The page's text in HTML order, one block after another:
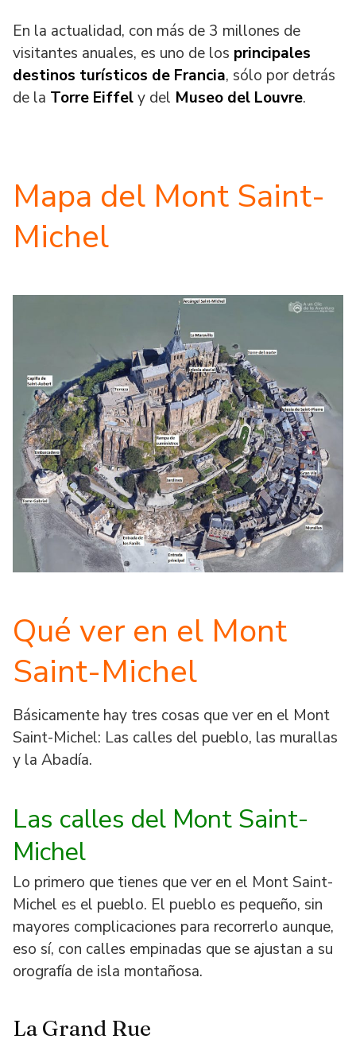
En la actualidad, con más de 3 millones de
visitantes anuales, es uno de los principales
destinos turísticos de Francia, sólo por detrás
de la Torre Eiffely del Museo del Louvre.
Mapa del Mont Saint-
Michel
Qué ver en el Mont
Saint-Michel
Básicamente hay tres cosas que ver en el Mont
Saint-Michel: Las calles del pueblo, las murallas
y la Abadía.
Las calles del Mont Saint-
Michel
Lo primero que tienes que ver en el Mont Saint-
Michel es el pueblo. El pueblo es pequeño, sin
mayores complicaciones para recorrerlo aunque,
eso sí, con calles empinadas que se ajustan a su
orografía de isla montañosa.
La Grand Rue